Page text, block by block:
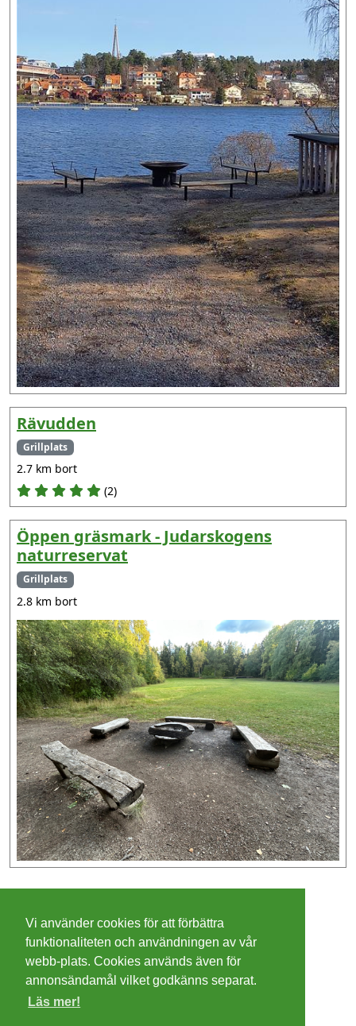
Rävudden
Grillplats
2.7 km bort
(2)
Öppen gräsmark - Judarskogens
naturreservat
Grillplats
2.8 km bort
Cookies
Integritetspolicy
Villkor
Vi använder cookies för att förbättra
funktionaliteten och användningen av vår
webb-plats. Cookies används även för
annonsändamål vilket godkänns separat.
Läs mer!